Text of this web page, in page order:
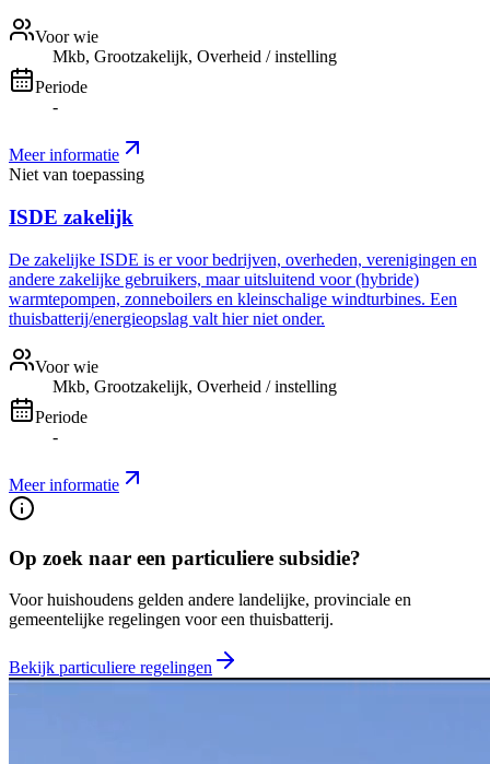
Voor wie
Mkb, Grootzakelijk, Overheid / instelling
Periode
-
Meer informatie
Niet van toepassing
ISDE zakelijk
De zakelijke ISDE is er voor bedrijven, overheden, verenigingen en
andere zakelijke gebruikers, maar uitsluitend voor (hybride)
warmtepompen, zonneboilers en kleinschalige windturbines. Een
thuisbatterij/energieopslag valt hier niet onder.
Voor wie
Mkb, Grootzakelijk, Overheid / instelling
Periode
-
Meer informatie
Op zoek naar een particuliere subsidie?
Voor huishoudens gelden andere landelijke, provinciale en
gemeentelijke regelingen voor een thuisbatterij.
Bekijk particuliere regelingen